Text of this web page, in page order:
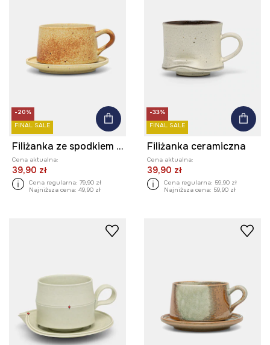
-20%
FINAL SALE
Filiżanka ze spodkiem ceramiczna
Cena aktualna:
39,90 zł
Cena regularna: 79,90 zł
Najniższa cena: 49,90 zł
-33%
FINAL SALE
Filiżanka ceramiczna
Cena aktualna:
39,90 zł
Cena regularna: 59,90 zł
Najniższa cena: 59,90 zł